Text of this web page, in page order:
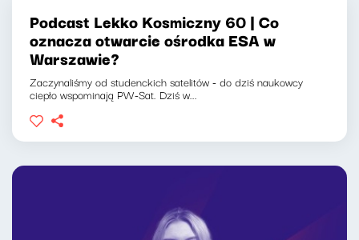
Podcast Lekko Kosmiczny 60 | Co
oznacza otwarcie ośrodka ESA w
Warszawie?
Zaczynaliśmy od studenckich satelitów - do dziś naukowcy
ciepło wspominają PW-Sat. Dziś w...